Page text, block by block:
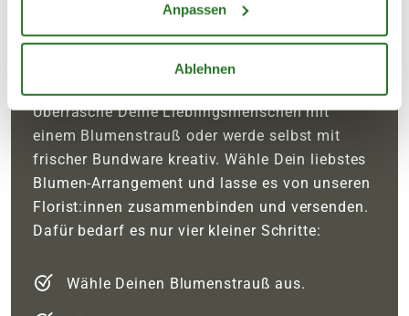
Anpassen
Ablehnen
BLUMEN VERSENDEN
IN VIER SCHRITTEN
Überrasche Deine Lieblingsmenschen mit
einem Blumenstrauß oder werde selbst mit
frischer Bundware kreativ. Wähle Dein liebstes
Blumen-Arrangement und lasse es von unseren
Florist:innen zusammenbinden und versenden.
Dafür bedarf es nur vier kleiner Schritte:
Wähle Deinen Blumenstrauß aus.